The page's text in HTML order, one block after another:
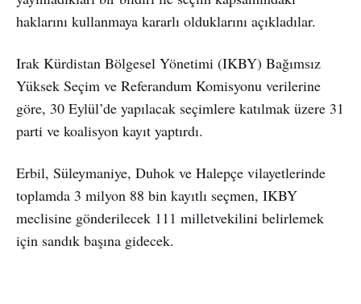
haklarını kullanmaya kararlı olduklarını açıkladılar.
Irak Kürdistan Bölgesel Yönetimi (IKBY) Bağımsız
Yüksek Seçim ve Referandum Komisyonu verilerine
göre, 30 Eylül’de yapılacak seçimlere katılmak üzere 31
parti ve koalisyon kayıt yaptırdı.
Erbil, Süleymaniye, Duhok ve Halepçe vilayetlerinde
toplamda 3 milyon 88 bin kayıtlı seçmen, IKBY
meclisine gönderilecek 111 milletvekilini belirlemek
için sandık başına gidecek.